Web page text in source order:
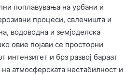
поплавувања на урбани и
процеси, свлечишта и
водоводна и земјоделска
овие појави се просторни
интензитет и брз развој бараат
атмосферската нестабилност и